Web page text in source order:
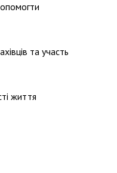
та участь
життя